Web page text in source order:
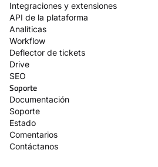
Integraciones y extensiones
API de la plataforma
Analíticas
Workflow
Deflector de tickets
Drive
SEO
Soporte
Documentación
Soporte
Estado
Comentarios
Contáctanos